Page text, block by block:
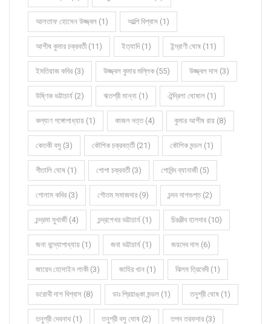
আলতাফ হোসেন উজ্জ্বল (1) আল্পি বিশ্বাস (1)
আশীষ কুমার চক্রবর্তী (11) ইত্যাদি (1) ইন্দ্রাণী ঘোষ (11)
ইমতিয়াজ কবির (3) উজ্জ্বল কুমার মল্লিক (55) উজ্জ্বল দাস (3)
উষ্ণিক ভট্টাচার্য (2) ঋতশ্রী মান্না (1) ঐন্দ্রিলা ঘোষাল (1)
কল্যাণ গঙ্গোপাধ্যায় (1) কাজল দত্ত (4) কুমার আশীষ রায় (8)
কেতকী বসু (3) কৌশিক চক্রবর্ত্তী (21) কৌশিক মন্ডল (1)
গীতালি ঘোষ (1) গোপা চক্রবর্তী (3) গোবিন্দ ব্যানার্জী (5)
গোলাম কবির (3) গৌতম সমাজদার (9) চন্দন দাশগুপ্ত (2)
চন্দ্রমা মুখার্জী (4) চন্দ্রশেখর ভট্টাচার্য (1) চিরঞ্জীব হালদার (10)
জনা বন্দ্যোপাধ্যায় (1) জবা ভট্টাচার্য (1) জয়দেব দাস (6)
জায়েদ হোসাইন লাকী (3) জাহির খান (1) ঝিলম ত্রিবেদী (1)
ডরোথী দাশ বিশ্বাস (8) ডাঃ প্রিয়াঙ্কা মন্ডল (1) তনুশ্রী ঘোষ (1)
তনুশ্রী দেবনাথ (1) তনুশ্রী বসু ঘোষ (2) তপন তরফদার (3)